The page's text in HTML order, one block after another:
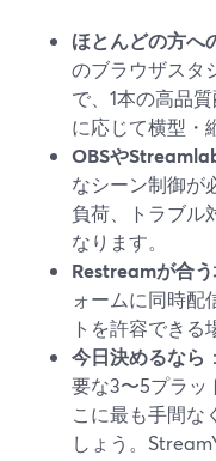
ほとんどの方へ
のブラウザスタ
で、1本の高品
に応じて横型・
OBSや
なシーン制御が
負荷、トラブル
なります。
Restreamが合
ォームに同時配
トを許容できる
今日決めるなら
要な3〜5プラッ
こに最も手間な
しょう。